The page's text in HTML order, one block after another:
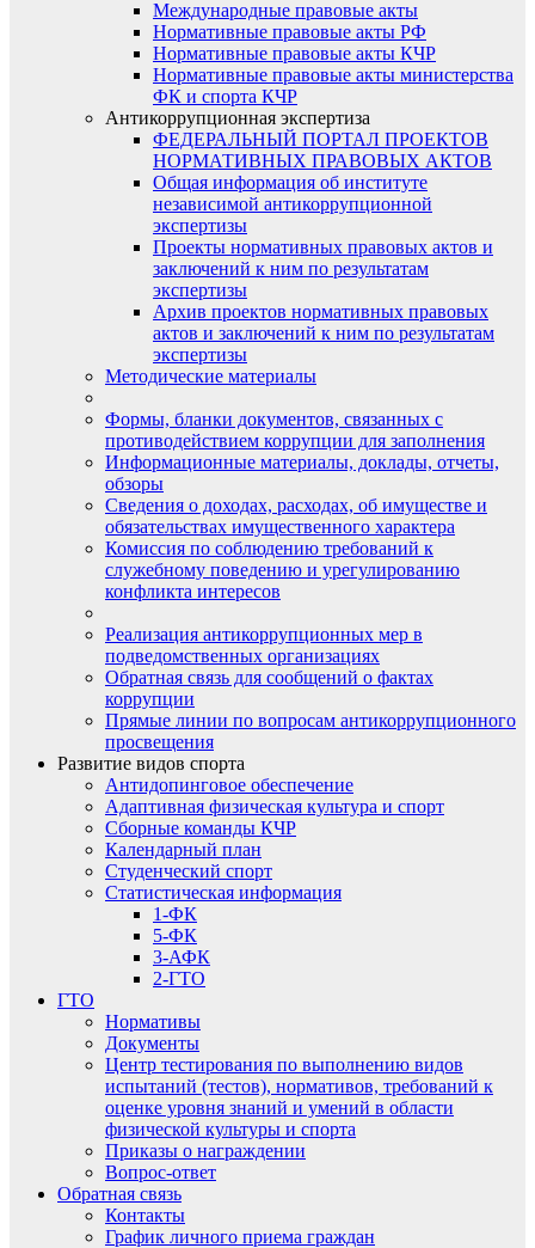
Международные правовые акты
Нормативные правовые акты РФ
Нормативные правовые акты КЧР
Нормативные правовые акты министерства
ФК и спорта КЧР
Антикоррупционная экспертиза
ФЕДЕРАЛЬНЫЙ ПОРТАЛ ПРОЕКТОВ
НОРМАТИВНЫХ ПРАВОВЫХ АКТОВ
Общая информация об институте
независимой антикоррупционной
экспертизы
Проекты нормативных правовых актов и
заключений к ним по результатам
экспертизы
Архив проектов нормативных правовых
актов и заключений к ним по результатам
экспертизы
Методические материалы
Формы, бланки документов, связанных с
противодействием коррупции для заполнения
Информационные материалы, доклады, отчеты,
обзоры
Сведения о доходах, расходах, об имуществе и
обязательствах имущественного характера
Комиссия по соблюдению требований к
служебному поведению и урегулированию
конфликта интересов
Реализация антикоррупционных мер в
подведомственных организациях
Обратная связь для сообщений о фактах
коррупции
Прямые линии по вопросам антикоррупционного
просвещения
Развитие видов спорта
Антидопинговое обеспечение
Адаптивная физическая культура и спорт
Сборные команды КЧР
Календарный план
Студенческий спорт
Статистическая информация
1-ФК
5-ФК
3-АФК
2-ГТО
ГТО
Нормативы
Документы
Центр тестирования по выполнению видов
испытаний (тестов), нормативов, требований к
оценке уровня знаний и умений в области
физической культуры и спорта
Приказы о награждении
Вопрос-ответ
Обратная связь
Контакты
График личного приема граждан